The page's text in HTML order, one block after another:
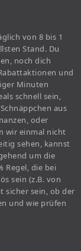
von 8 bis 1
Stand. Du
noch dich
und
Minuten
schnell sein,
aus
oder
wir einmal nicht
sehen, kannst
um die
Regel, die bei
sein (z.B. von
sicher sein, ob der
und wie prüfen